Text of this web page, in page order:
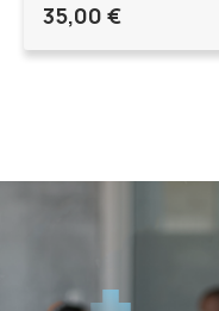
35,00 €